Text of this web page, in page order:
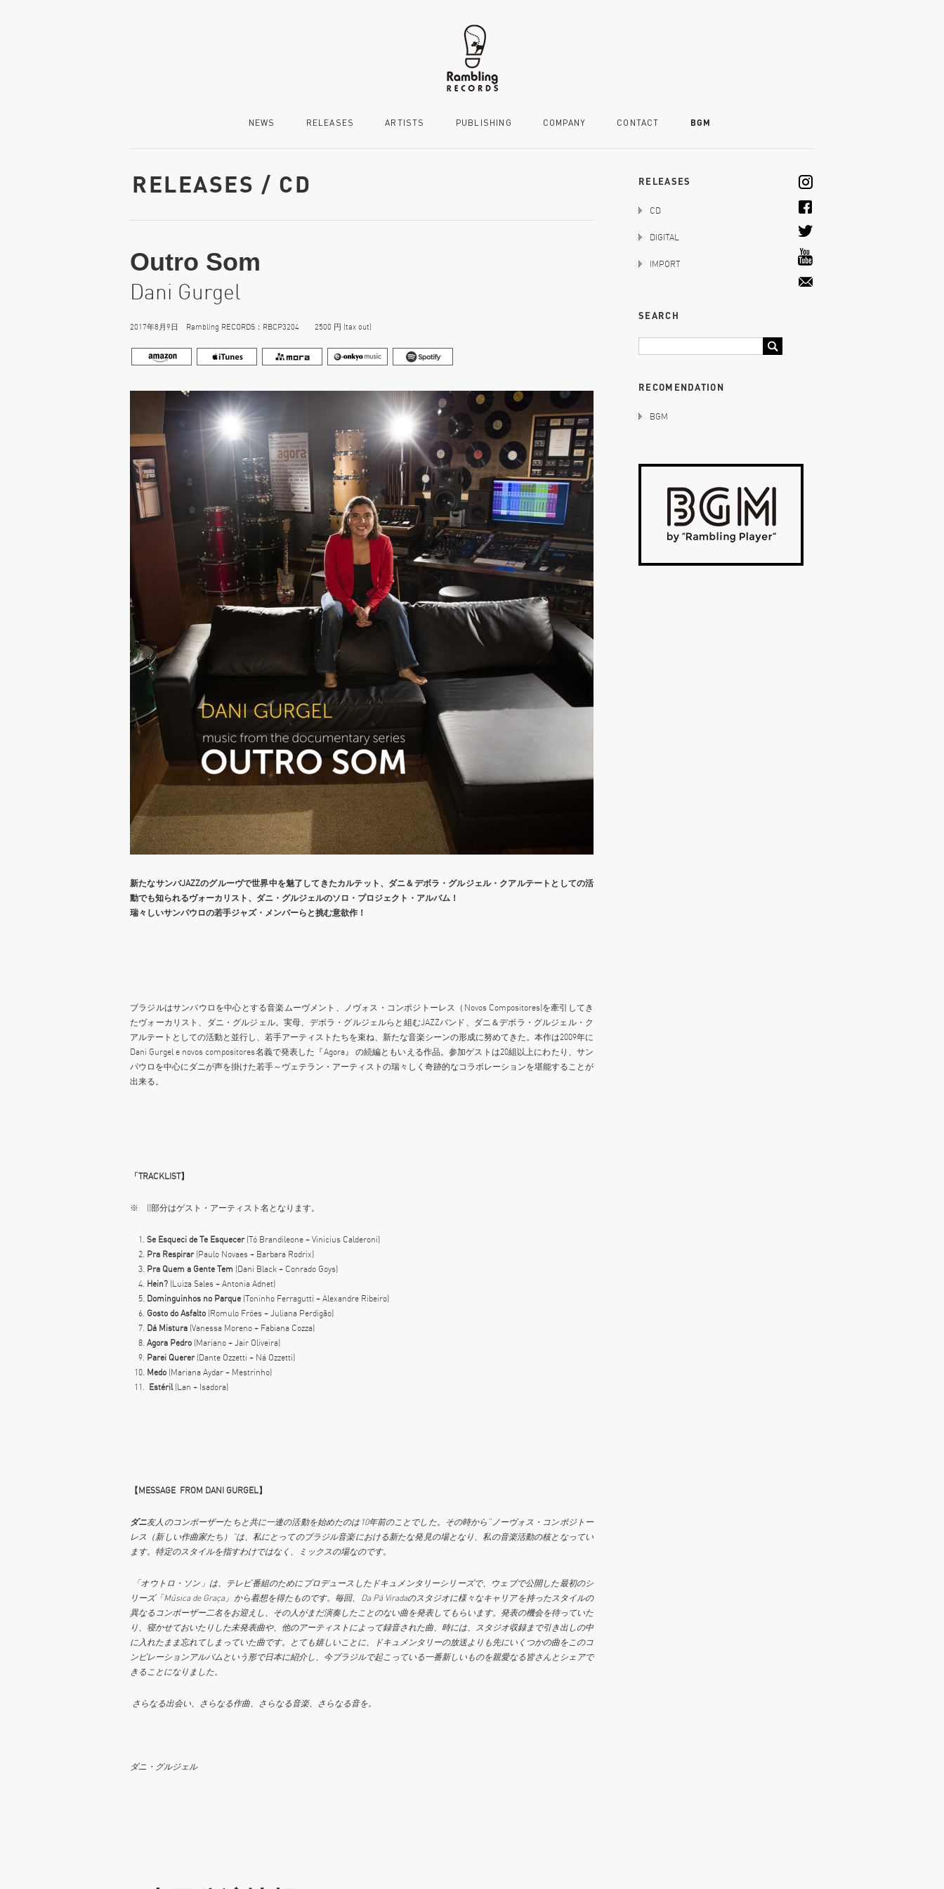
NEWS RELEASES ARTISTS PUBLISHING COMPANY CONTACT BGM
RELEASES / CD
Outro Som
Dani Gurgel
2017年8月9日 Rambling RECORDS：RBCP3204 2500 円 (tax out)
新たなサンバJAZZのグルーヴで世界中を魅了してきたカルテット、 ダニ＆デボラ・グルジェル・クアルテート としての活
動でも知られるヴォーカリスト、ダニ・グルジェルのソロ・プロジェクト ・ アルバム！
瑞々しいサンパウロの若手ジャズ・メンバーらと挑む意欲作！
ブラジルはサンパウロを中心とする音楽ムーヴメント、ノヴォス・コンポジトーレス（Novos Compositores)を牽引してき
たヴォーカリスト、ダニ・グルジェル。実母、デボラ・グルジェルらと組むJAZZバンド、ダニ＆デボラ・グルジェル・ク
アルテートとしての活動と並行し、若手アーティストたちを束ね、新たな音楽シーンの形成に努めてきた。本作は2009年に
Dani Gurgel e novos compositores名義で発表した『Agora』 の続編ともいえる作品。参加ゲストは20組以上にわたり、サン
パウロを中心にダニが声を掛けた若手～ヴェテラン・アーティストの瑞々しく奇跡的なコラボレーションを堪能することが
出来る。
「TRACKLIST】
※ ()部分はゲスト・アーティスト名となります。
Se Esqueci de Te Esquecer (Tó Brandileone + Vinicius Calderoni)
Pra Respirar(Paulo Novaes + Barbara Rodrix)
Pra Quem a Gente Tem (Dani Black + Conrado Goys)
Hein? (Luiza Sales + Antonia Adnet)
Dominguinhos no Parque (Toninho Ferragutti + Alexandre Ribeiro)
Gosto do Asfalto (Romulo Fróes + Juliana Perdigão)
Dá Mistura (Vanessa Moreno + Fabiana Cozza)
Agora Pedro (Mariano + Jair Oliveira)
Parei Querer(Dante Ozzetti + Ná Ozzetti)
Medo (Mariana Aydar + Mestrinho)
Estéril(Lan + Isadora)
【MESSAGE FROM DANI GURGEL】
ダニ友人のコンポーザーたちと共に一連の活動を始めたのは10年前のことでした。その時から“ノーヴォス・コンポジトー
レス（新しい作曲家たち）”は、私にとってのブラジル音楽における新たな発見の場となり、私の音楽活動の核となってい
ます。特定のスタイルを指すわけではなく、ミックスの場なのです。
「オウトロ・ソン」は、テレビ番組のためにプロデュースしたドキュメンタリーシリーズで、ウェブで公開した最初のシ
リーズ「Músicade Graça」から着想を得たものです。毎回、 Da Pá Viradaのスタジオに様々なキャリアを持ったスタイルの
異なるコンポーザー二名をお迎えし、その人がまだ演奏したことのない曲を発表してもらいます。発表の機会を待っていた
り、寝かせておいたりした未発表曲や、他のアーティストによって録音された曲、時には、スタジオ収録まで引き出しの中
に入れたまま忘れてしまっていた曲です。とても嬉しいことに、ドキュメンタリーの放送よりも先にいくつかの曲をこのコ
ンピレーションアルバムという形で日本に紹介し、今ブラジルで起こっている一番新しいものを親愛なる皆さんとシェアで
きることになりました。
さらなる出会い、さらなる作曲、さらなる音楽、さらなる音を。
ダニ・ グルジェル
RELEASES
CD
DIGITAL
IMPORT
SEARCH
RECOMENDATION
BGM